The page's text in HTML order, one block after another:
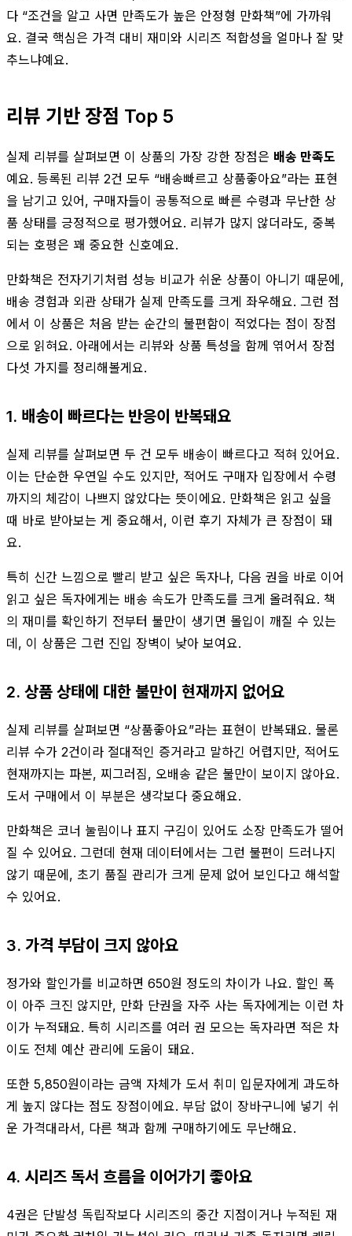
다 “조건을 알고 사면 만족도가 높은 안정형 만화책”에 가까워
요. 결국 핵심은 가격 대비 재미와 시리즈 적합성을 얼마나 잘 맞
추느냐예요.
리뷰 기반 장점 Top 5
실제 리뷰를 살펴보면 이 상품의 가장 강한 장점은 배송 만족도
예요. 등록된 리뷰 2건 모두 “배송빠르고 상품좋아요”라는 표현
을 남기고 있어, 구매자들이 공통적으로 빠른 수령과 무난한 상
품 상태를 긍정적으로 평가했어요. 리뷰가 많지 않더라도, 중복
되는 호평은 꽤 중요한 신호예요.
만화책은 전자기기처럼 성능 비교가 쉬운 상품이 아니기 때문에,
배송 경험과 외관 상태가 실제 만족도를 크게 좌우해요. 그런 점
에서 이 상품은 처음 받는 순간의 불편함이 적었다는 점이 장점
으로 읽혀요. 아래에서는 리뷰와 상품 특성을 함께 엮어서 장점
다섯 가지를 정리해볼게요.
1. 배송이 빠르다는 반응이 반복돼요
실제 리뷰를 살펴보면 두 건 모두 배송이 빠르다고 적혀 있어요.
이는 단순한 우연일 수도 있지만, 적어도 구매자 입장에서 수령
까지의 체감이 나쁘지 않았다는 뜻이에요. 만화책은 읽고 싶을
때 바로 받아보는 게 중요해서, 이런 후기 자체가 큰 장점이 돼
요.
특히 신간 느낌으로 빨리 받고 싶은 독자나, 다음 권을 바로 이어
읽고 싶은 독자에게는 배송 속도가 만족도를 크게 올려줘요. 책
의 재미를 확인하기 전부터 불만이 생기면 몰입이 깨질 수 있는
데, 이 상품은 그런 진입 장벽이 낮아 보여요.
2. 상품 상태에 대한 불만이 현재까지 없어요
실제 리뷰를 살펴보면 “상품좋아요”라는 표현이 반복돼요. 물론
리뷰 수가 2건이라 절대적인 증거라고 말하긴 어렵지만, 적어도
현재까지는 파본, 찌그러짐, 오배송 같은 불만이 보이지 않아요.
도서 구매에서 이 부분은 생각보다 중요해요.
만화책은 코너 눌림이나 표지 구김이 있어도 소장 만족도가 떨어
질 수 있어요. 그런데 현재 데이터에서는 그런 불편이 드러나지
않기 때문에, 초기 품질 관리가 크게 문제 없어 보인다고 해석할
수 있어요.
3. 가격 부담이 크지 않아요
정가와 할인가를 비교하면 650원 정도의 차이가 나요. 할인 폭
이 아주 크진 않지만, 만화 단권을 자주 사는 독자에게는 이런 차
이가 누적돼요. 특히 시리즈를 여러 권 모으는 독자라면 적은 차
이도 전체 예산 관리에 도움이 돼요.
또한 5,850원이라는 금액 자체가 도서 취미 입문자에게 과도하
게 높지 않다는 점도 장점이에요. 부담 없이 장바구니에 넣기 쉬
운 가격대라서, 다른 책과 함께 구매하기에도 무난해요.
4. 시리즈 독서 흐름을 이어가기 좋아요
4권은 단발성 독립작보다 시리즈의 중간 지점이거나 누적된 재